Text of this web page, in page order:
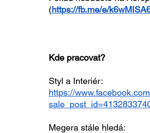
(https://fb.me/e/
Kde pracovat?
Styl a Interiér:
https://
Megera stále hledá: